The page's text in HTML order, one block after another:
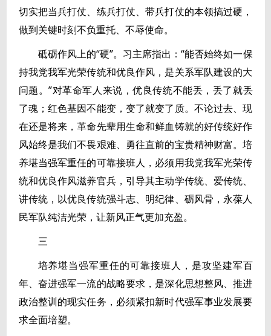
切实把当兵打仗、练兵打仗、带兵打仗的本领搞过硬，
做到关键时刻不负重托、不辱使命。
砥砺作风上的“硬”。习主席指出：“能否始终如一保
持我党我军光荣传统和优良作风，是关系军队建设的大
问题。”对革命军人来说，优良传统不能丢，丢了就丢
了魂；红色基因不能变，变了就变了质。不论过去、现
在还是将来，革命先辈用生命和鲜血铸就的好传统好作
风始终是我们不畏艰难、勇往直前的宝贵精神财富。培
养堪当强军重任的可靠接班人，必须用我党我军光荣传
统和优良作风滋养官兵，引导其主动学传统、爱传统、
讲传统，以优良传统强斗志、明纪律、砺风骨，永葆人
民军队纯洁光荣，让新风正气更加充盈。
三
培养堪当强军重任的可靠接班人，是攻坚建军百
年、奋进强军一流的战略要求，是深化思想整风、推进
政治整训的现实任务，必须紧扣新时代强军事业发展要
求全面培塑。